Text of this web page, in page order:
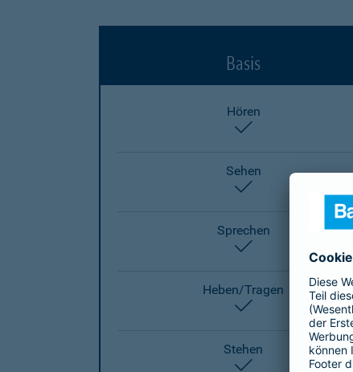
Basis
Hören
enthalten
Sehen
enthalten
Sprechen
enthalten
Heben/Tragen
enthalten
Stehen
enthalten